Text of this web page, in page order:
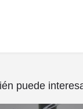
puede